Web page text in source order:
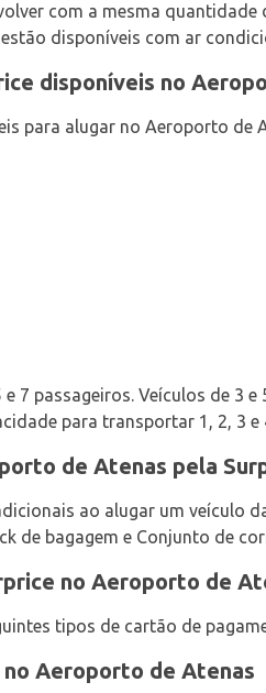
com a mesma
disponíveis com ar
disponíveis no
para alugar no Aeroporto de
7 passageiros. Veículos de 3
para transportar 1, 2, 3 e
de Atenas pela
ao alugar um veículo
de bagagem e Conjunto de
no Aeroporto de
tipos de cartão de
no Aeroporto de Atenas